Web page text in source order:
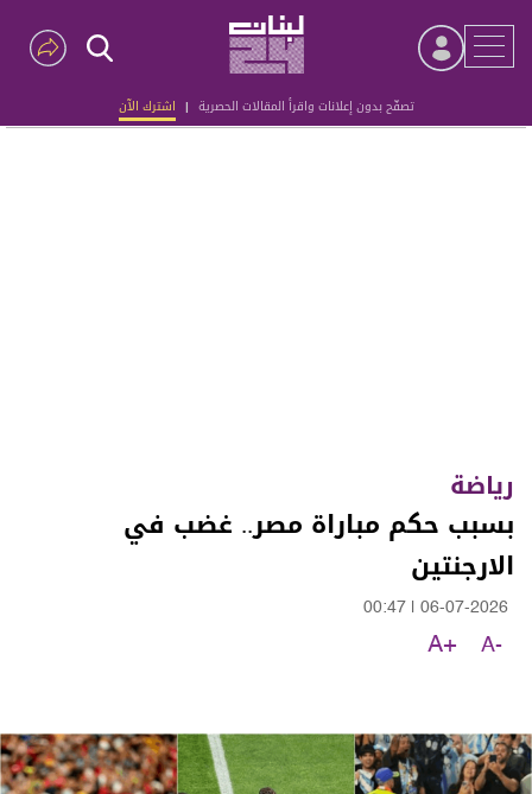
تصفّح بدون إعلانات واقرأ المقالات الحصرية | اشترك الآن
Advertisement
رياضة
بسبب حكم مباراة مصر.. غضب في
الارجنتين
06-07-2026
00:47
A-
A+